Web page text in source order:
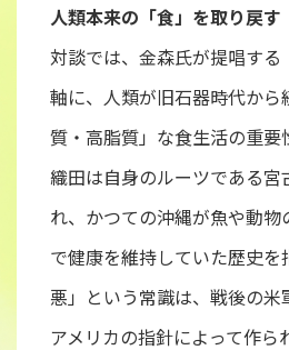
人類本来の「食」を取り戻す
対談では、金森氏が提唱する
軸に、人類が旧石器時代から
質・高脂質」な食生活の重要
織田は自身のルーツである宮
れ、かつての沖縄が魚や動物
で健康を維持していた歴史
悪」という常識は、戦後の
アメリカの指針によって作ら